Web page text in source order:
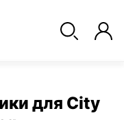
для City